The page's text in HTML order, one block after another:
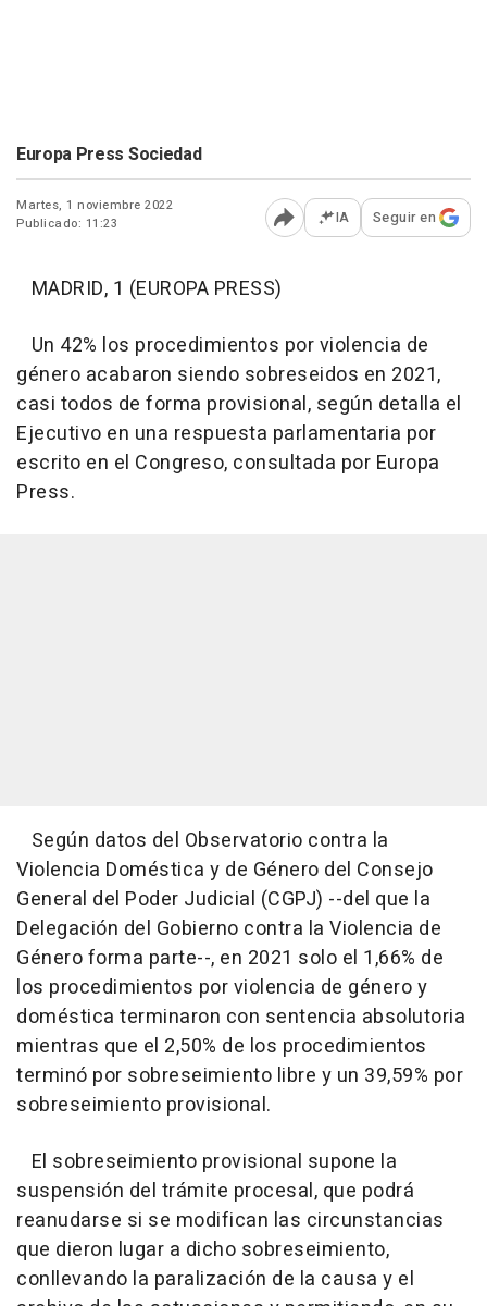
Europa Press Sociedad
Martes, 1 noviembre 2022
Publicado: 11:23
Abrir opciones para
IA Seguir en
MADRID, 1 (EUROPA PRESS)
Un 42% los procedimientos por violencia de
género acabaron siendo sobreseidos en 2021,
casi todos de forma provisional, según detalla el
Ejecutivo en una respuesta parlamentaria por
escrito en el Congreso, consultada por Europa
Press.
Según datos del Observatorio contra la
Violencia Doméstica y de Género del Consejo
General del Poder Judicial (CGPJ) --del que la
Delegación del Gobierno contra la Violencia de
Género forma parte--, en 2021 solo el 1,66% de
los procedimientos por violencia de género y
doméstica terminaron con sentencia absolutoria
mientras que el 2,50% de los procedimientos
terminó por sobreseimiento libre y un 39,59% por
sobreseimiento provisional.
El sobreseimiento provisional supone la
suspensión del trámite procesal, que podrá
reanudarse si se modifican las circunstancias
que dieron lugar a dicho sobreseimiento,
conllevando la paralización de la causa y el